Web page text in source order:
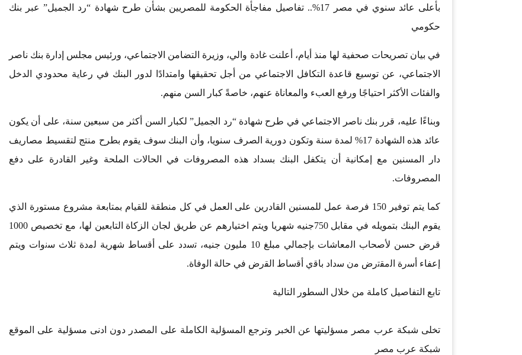
بأعلى عائد سنوي في مصر 17%.. تفاصيل مفاجأة الحكومة للمصريين بشأن طرح شهادة “رد الجميل” عبر بنك
حكومي
في بيان تصريحات صحفية لها منذ أيام، أعلنت غادة والي، وزيرة التضامن الاجتماعي، ورئيس مجلس إدارة بنك ناصر
الاجتماعي، عن توسيع قاعدة التكافل الاجتماعي من أجل تحقيقها وامتدادًا لدور البنك في رعاية محدودي الدخل
والفئات الأكثر احتياجًا ورفع العبء والمعاناة عنهم، خاصةً كبار السن منهم.
وبناءًا عليه، قرر بنك ناصر الاجتماعي في طرح شهادة “رد الجميل” لكبار السن أكثر من سبعين سنة، على أن يكون
عائد هذه الشهادة 17% لمدة سنة وتكون دورية الصرف سنويا، وأن البنك سوف يقوم بطرح منتج لتقسيط مصاريف
دار المسنين مع إمكانية أن يتكفل البنك بسداد هذه المصروفات في الحالات الملحة وغير القادرة على دفع
المصروفات.
كما يتم توفير 150 فرصة عمل للمسنين القادرين على العمل في كل منطقة للقيام بمتابعة مشروع مستورة الذي
يقوم البنك بتمويله في مقابل 750جنيه شهريا ويتم اختيارهم عن طريق لجان الزكاة التابعين لها، مع تخصيص 1000
قرض حسن لأصحاب اﻟﻣﻌﺎﺷﺎت بإجمالي مبلغ 10 مليون جنيه، ﺗﺳدد ﻋﻠﻰ أﻗﺳﺎط ﺷﻬرﯾﺔ ﻟﻣدة ﺛﻼث ﺳﻧوات ويتم
إﻋﻔﺎء أﺳرة اﻟﻣﻘﺗرض ﻣن ﺳداد ﺑﺎﻗي أﻗﺳﺎط اﻟﻘرض في ﺣﺎﻟﺔ اﻟوﻓﺎة.
تابع التفاصيل كاملة من خلال السطور التالية
تخلى شبكة عرب مصر مسؤليتها عن الخبر وترجع المسؤلية الكاملة على المصدر دون ادنى مسؤلية على الموقع
شبكة عرب مصر